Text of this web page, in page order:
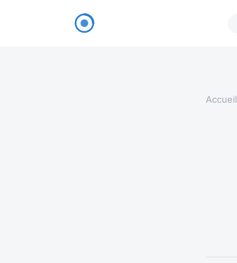
Accueil